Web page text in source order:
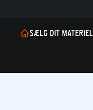
SÆLG DIT MATERIEL